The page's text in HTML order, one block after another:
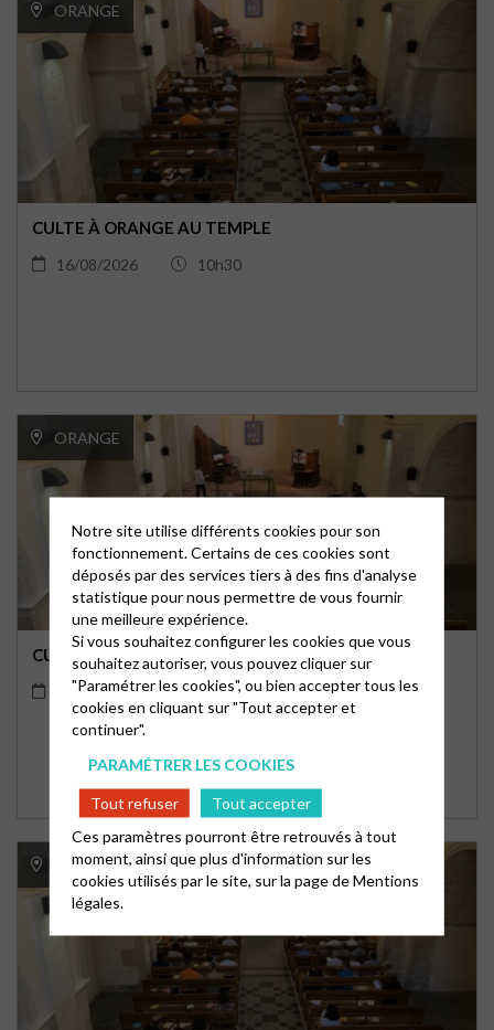
ORANGE
CULTE À ORANGE AU TEMPLE
16/08/2026 10h30
ORANGE
CULTE À ORANGE AU TEMPLE
23/08/2026 10h30
ORANGE
Notre site utilise différents cookies pour son
fonctionnement. Certains de ces cookies sont
déposés par des services tiers à des fins d'analyse
statistique pour nous permettre de vous fournir
une meilleure expérience.
Si vous souhaitez configurer les cookies que vous
souhaitez autoriser, vous pouvez cliquer sur
"Paramétrer les cookies", ou bien accepter tous les
cookies en cliquant sur "Tout accepter et
continuer".
PARAMÉTRER LES COOKIES
Tout refuser
Tout accepter
Ces paramètres pourront être retrouvés à tout
moment, ainsi que plus d'information sur les
cookies utilisés par le site, sur la page deMentions
légales.